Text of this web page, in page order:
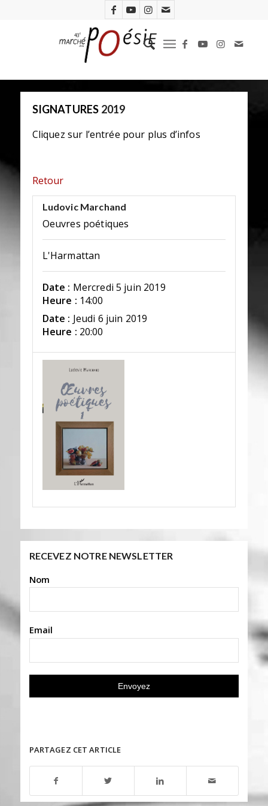
SIGNATURES 2019
Cliquez sur l’entrée pour plus d’infos
Retour
Ludovic Marchand
Oeuvres poétiques
L'Harmattan
Date : Mercredi 5 juin 2019
Heure : 14:00
Date : Jeudi 6 juin 2019
Heure : 20:00
RECEVEZ NOTRE NEWSLETTER
Nom
Email
PARTAGEZ CET ARTICLE